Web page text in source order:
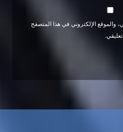
والموقع الإلكتروني في هذا المتصفح